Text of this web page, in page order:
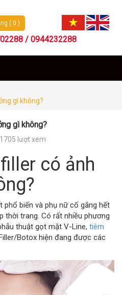
( 0 )
/ 0944232288
gì không?
gì không?
lượt xem
có ảnh
phổ biến và phụ nữ cố gắng hết
trang. Có rất nhiều phương
thuật gọt mặt V-Line, tiêm
Botox hiện đang được các